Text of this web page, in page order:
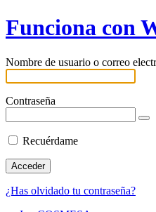
Funciona con
Nombre de usuario o correo
Contraseña
Recuérdame
¿Has olvidado tu contraseña?